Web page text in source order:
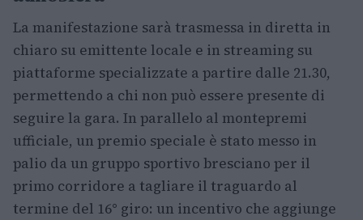
La manifestazione sarà trasmessa in diretta in
chiaro su emittente locale e in streaming su
piattaforme specializzate a partire dalle 21.30,
permettendo a chi non può essere presente di
seguire la gara. In parallelo al montepremi
ufficiale, un premio speciale è stato messo in
palio da un gruppo sportivo bresciano per il
primo corridore a tagliare il traguardo al
termine del 16° giro: un incentivo che aggiunge